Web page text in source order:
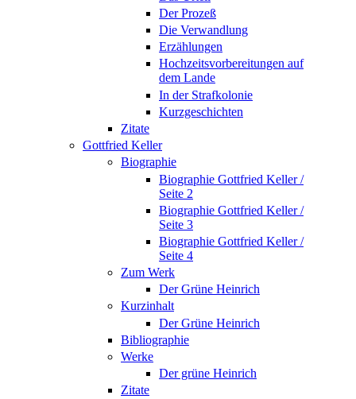
Der Prozeß
Die Verwandlung
Erzählungen
Hochzeitsvorbereitungen auf
dem Lande
In der Strafkolonie
Kurzgeschichten
Zitate
Gottfried Keller
Biographie
Biographie Gottfried Keller /
Seite 2
Biographie Gottfried Keller /
Seite 3
Biographie Gottfried Keller /
Seite 4
Zum Werk
Der Grüne Heinrich
Kurzinhalt
Der Grüne Heinrich
Bibliographie
Werke
Der grüne Heinrich
Zitate